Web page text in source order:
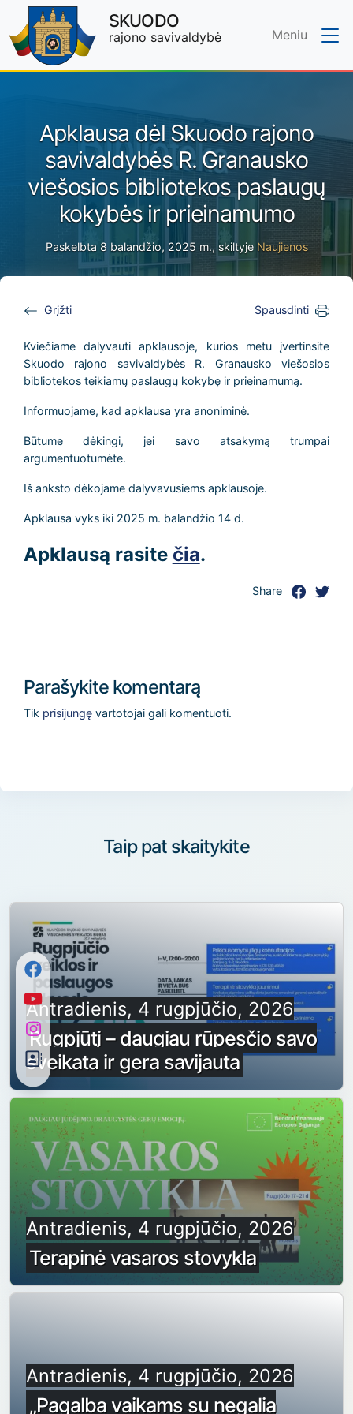
Skip to main content
SKUODO
rajono savivaldybė Meniu
Apklausa dėl Skuodo rajono
savivaldybės R. Granausko
viešosios bibliotekos paslaugų
kokybės ir prieinamumo
Paskelbta 8 balandžio, 2025 m., skiltyje Naujienos
Grįžti Spausdinti
Kviečiame dalyvauti apklausoje, kurios metu įvertinsite
Skuodo rajono savivaldybės R. Granausko viešosios
bibliotekos teikiamų paslaugų kokybę ir prieinamumą.
Informuojame, kad apklausa yra anoniminė.
Būtume dėkingi, jei savo atsakymą trumpai
argumentuotumėte.
Iš anksto dėkojame dalyvavusiems apklausoje.
Apklausa vyks iki 2025 m. balandžio 14 d.
Apklausą rasite čia.
Share
Parašykite komentarą
Tik prisijungęvartotojai gali komentuoti.
Taip pat skaitykite
Antradienis, 4 rugpjūčio, 2026
Rugpjūtį – daugiau rūpesčio savo
sveikata ir gera savijauta
Antradienis, 4 rugpjūčio, 2026
Terapinė vasaros stovykla
Antradienis, 4 rugpjūčio, 2026
„Pagalba vaikams su negalia